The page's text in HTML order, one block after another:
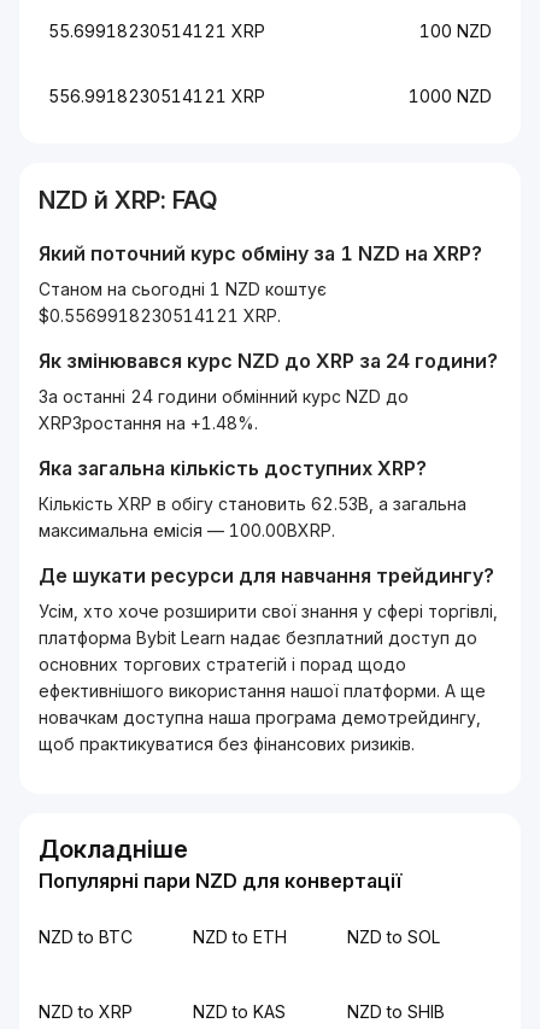
55.69918230514121 XRP 100 NZD
556.9918230514121 XRP 1000 NZD
NZD й XRP: FAQ
Який поточний курс обміну за 1 NZD на XRP?
Станом на сьогодні 1 NZD коштує
$0.5569918230514121 XRP.
Як змінювався курс NZD до XRP за 24 години?
За останні 24 години обмінний курс NZD до
XRPЗростання на +1.48%.
Яка загальна кількість доступних XRP?
Кількість XRP в обігу становить 62.53B, а загальна
максимальна емісія — 100.00BXRP.
Де шукати ресурси для навчання трейдингу?
Усім, хто хоче розширити свої знання у сфері торгівлі,
платформа Bybit Learn надає безплатний доступ до
основних торгових стратегій і порад щодо
ефективнішого використання нашої платформи. А ще
новачкам доступна наша програма демотрейдингу,
щоб практикуватися без фінансових ризиків.
Докладніше
Популярні пари NZD для конвертації
NZD to BTC NZD to ETH NZD to SOL
NZD to XRP NZD to KAS NZD to SHIB